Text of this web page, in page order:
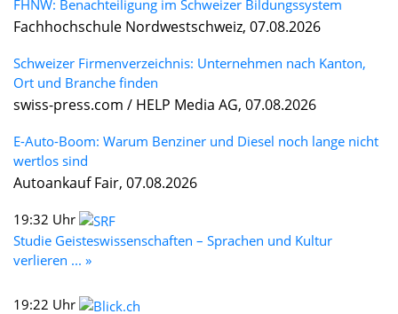
FHNW: Benachteiligung im Schweizer Bildungssystem
Fachhochschule Nordwestschweiz, 07.08.2026
Schweizer Firmenverzeichnis: Unternehmen nach Kanton,
Ort und Branche finden
swiss-press.com / HELP Media AG, 07.08.2026
E-Auto-Boom: Warum Benziner und Diesel noch lange nicht
wertlos sind
Autoankauf Fair, 07.08.2026
19:32 Uhr
Studie Geisteswissenschaften – Sprachen und Kultur
verlieren ... »
19:22 Uhr